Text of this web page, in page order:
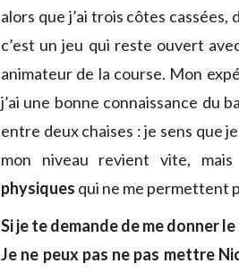
alors que j’ai trois côtes cassées,
c’est un jeu qui reste ouvert
animateur de la course. Mon
j’ai une bonne connaissance du
entre deux chaises : je sens que
mon niveau revient vite, mais
physiques qui ne me permettent
Si je te demande de me donner
Je ne peux pas ne pas mettre